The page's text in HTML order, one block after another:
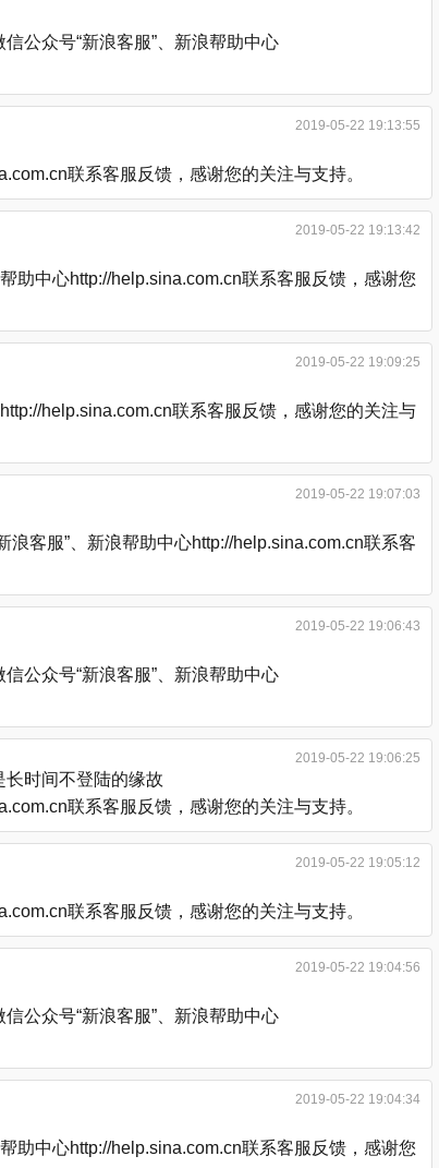
公众号“新浪客服”、新浪帮助中心
2019-05-22 19:13:55
联系客服反馈，感谢您的关注与支持。
2019-05-22 19:13:42
助中心http://help.sina.com.cn联系客服反馈，感谢您
2019-05-22 19:09:25
help.sina.com.cn联系客服反馈，感谢您的关注与
2019-05-22 19:07:03
客服”、新浪帮助中心http://help.sina.com.cn联系客
2019-05-22 19:06:43
公众号“新浪客服”、新浪帮助中心
2019-05-22 19:06:25
时间不登陆的缘故
联系客服反馈，感谢您的关注与支持。
2019-05-22 19:05:12
联系客服反馈，感谢您的关注与支持。
2019-05-22 19:04:56
公众号“新浪客服”、新浪帮助中心
2019-05-22 19:04:34
助中心http://help.sina.com.cn联系客服反馈，感谢您